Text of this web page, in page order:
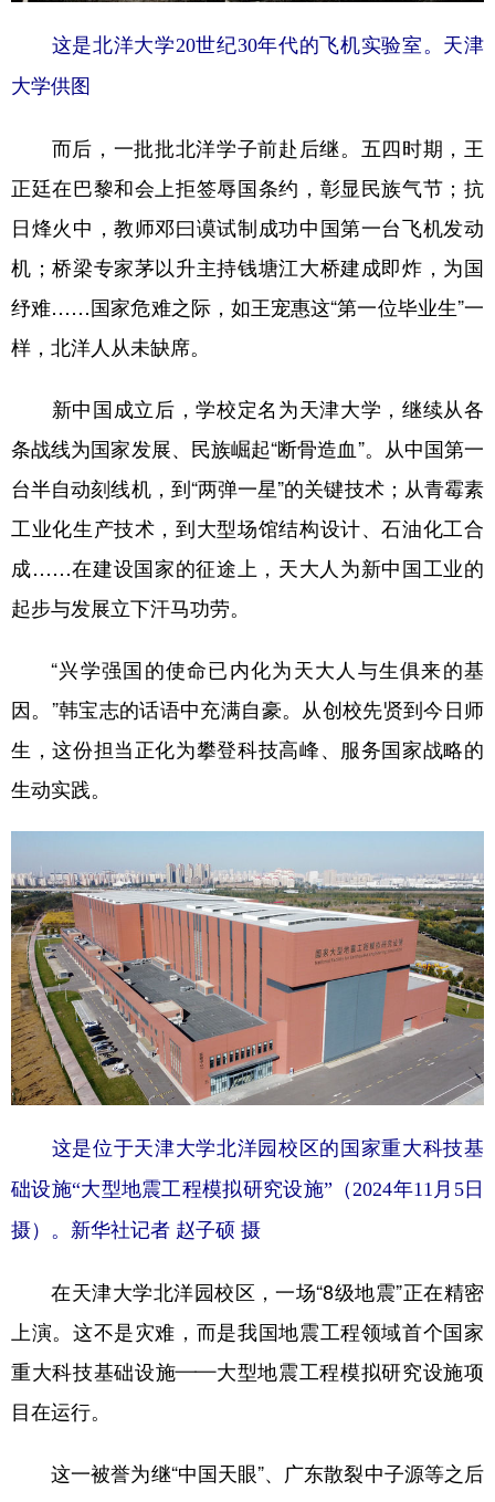
这是北洋大学20世纪30年代的飞机实验室。天津
大学供图
而后，一批批北洋学子前赴后继。五四时期，王
正廷在巴黎和会上拒签辱国条约，彰显民族气节；抗
日烽火中，教师邓曰谟试制成功中国第一台飞机发动
机；桥梁专家茅以升主持钱塘江大桥建成即炸，为国
纾难……国家危难之际，如王宠惠这“第一位毕业生”一
样，北洋人从未缺席。
新中国成立后，学校定名为天津大学，继续从各
条战线为国家发展、民族崛起“断骨造血”。从中国第一
台半自动刻线机，到“两弹一星”的关键技术；从青霉素
工业化生产技术，到大型场馆结构设计、石油化工合
成……在建设国家的征途上，天大人为新中国工业的
起步与发展立下汗马功劳。
“兴学强国的使命已内化为天大人与生俱来的基
因。”韩宝志的话语中充满自豪。从创校先贤到今日师
生，这份担当正化为攀登科技高峰、服务国家战略的
生动实践。
这是位于天津大学北洋园校区的国家重大科技基
础设施“大型地震工程模拟研究设施”（2024年11月5日
摄）。新华社记者 赵子硕 摄
在天津大学北洋园校区，一场“8级地震”正在精密
上演。这不是灾难，而是我国地震工程领域首个国家
重大科技基础设施——大型地震工程模拟研究设施项
目在运行。
这一被誉为继“中国天眼”、广东散裂中子源等之后